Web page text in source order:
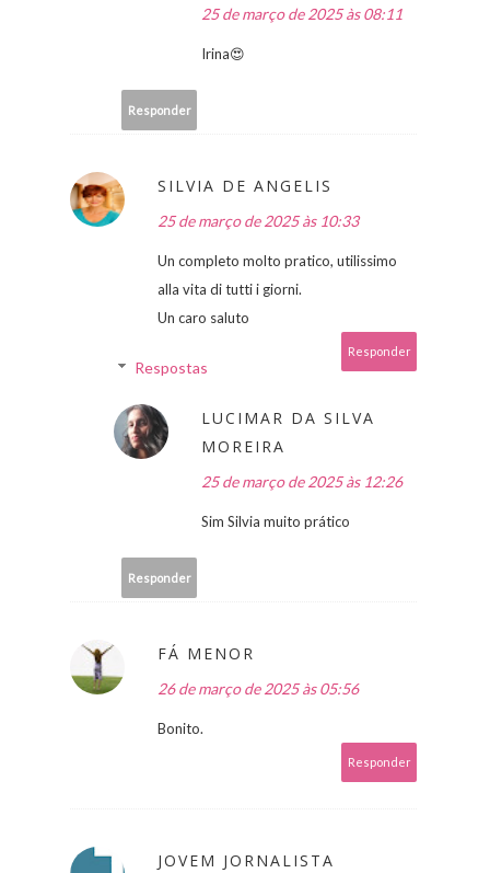
25 de março de 2025 às 08:11
Irina😍
Responder
SILVIA DE ANGELIS
25 de março de 2025 às 10:33
Un completo molto pratico, utilissimo
alla vita di tutti i giorni.
Un caro saluto
Responder
Respostas
LUCIMAR DA SILVA
MOREIRA
25 de março de 2025 às 12:26
Sim Silvia muito prático
Responder
FÁ MENOR
26 de março de 2025 às 05:56
Bonito.
Responder
JOVEM JORNALISTA